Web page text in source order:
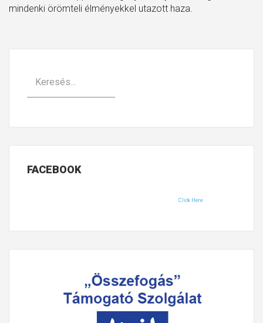
mindenki örömteli élményekkel utazott haza.
FACEBOOK
Click Here